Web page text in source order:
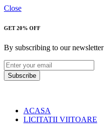
Close
GET 20% OFF
By subscribing to our newsletter
Subscribe
ACASA
LICITATII VIITOARE